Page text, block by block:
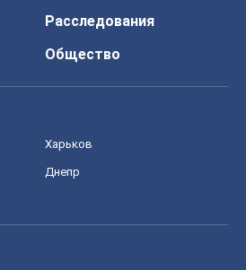
Расследования
Общество
Харьков
Днепр